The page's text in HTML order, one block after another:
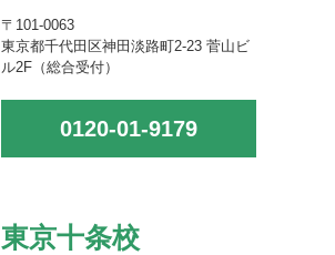
〒101-0063
東京都千代田区神田淡路町2-23 菅山ビ
ル2F（総合受付）
0120-01-9179
東京十条校